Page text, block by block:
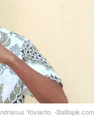
Yovianto. -Balitopik.com